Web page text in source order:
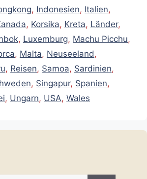
, Indonesien, Italien,
, Korsika, Kreta, Länder,
, Luxemburg, Machu Picchu,
, Malta, Neuseeland ,
, Reisen, Samoa, Sardinien,
, Singapur, Spanien,
, Ungarn, USA, Wales